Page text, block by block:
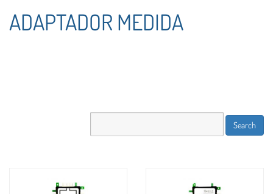
ADAPTADOR MEDIDA